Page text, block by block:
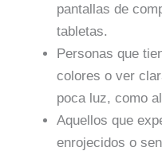
pantallas de
tabletas.
Personas que
colores o ver
poca luz, como
Aquellos que
enrojecidos o